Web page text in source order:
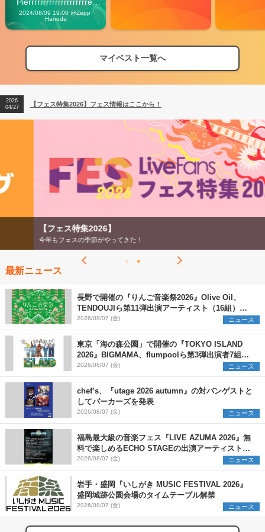
Vibes
2024/08/09 19:00 @Zepp
Haneda
マイベスト一覧へ
【フェス特集2026】フェス情報はここから！
【ライブ動員ランキング】2026年上半期編発表！
2026
04/27
【フェス特集2026】フェス情報はここから！
2026
【ライブ動員ランキング】2026年上半期編発表！
【フェス特集2026】
今年もフェスの季節がやってきた！
最新ニュース
長野で開催の『りんご音楽祭2026』Olive Oil、
TENDOUJIら第11弾出演アーティスト（16組）を
発表
2026/08/07 (金) ニュース
東京「海の森公園」で開催の『TOKYO ISLAND
2026』BIGMAMA、flumpoolら第3弾出演者7組を
発表 ワークショップ・アート出展者を募集
2026/08/07 (金) ニュース
chef’s、『utage 2026 autumn』の対バンゲストと
してパーカーズを発表
2026/08/07 (金) ニュース
福島最大級の音楽フェス『LIVE AZUMA 2026』無
料で楽しめるECHO STAGEの出演アーティストを
発表
2026/08/07 (金) ニュース
岩手・盛岡『いしがき MUSIC FESTIVAL 2026』
盛岡城跡公園会場のタイムテーブル解禁
2026/08/07 (金) ニュース